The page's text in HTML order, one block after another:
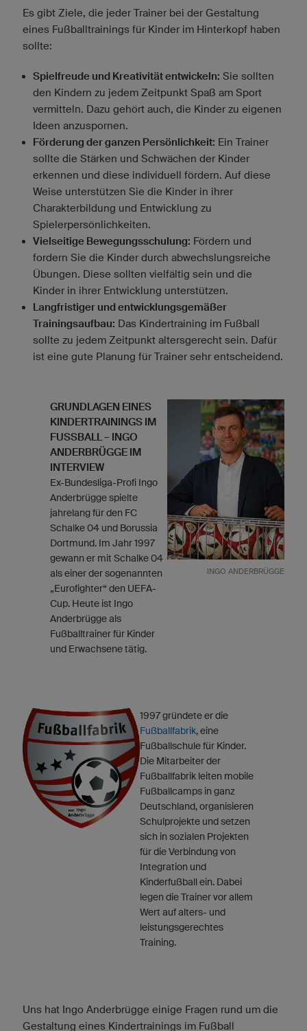
Es gibt Ziele, die jeder Trainer bei der Gestaltung
eines Fußballtrainings für Kinder im Hinterkopf haben
sollte:
Spielfreude und Kreativität entwickeln: Sie sollten
den Kindern zu jedem Zeitpunkt Spaß am Sport
vermitteln. Dazu gehört auch, die Kinder zu eigenen
Ideen anzuspornen.
Förderung der ganzen Persönlichkeit: Ein Trainer
sollte die Stärken und Schwächen der Kinder
erkennen und diese individuell fördern. Auf diese
Weise unterstützen Sie die Kinder in ihrer
Charakterbildung und Entwicklung zu
Spielerpersönlichkeiten.
Vielseitige Bewegungsschulung: Fördern und
fordern Sie die Kinder durch abwechslungsreiche
Übungen. Diese sollten vielfältig sein und die
Kinder in ihrer Entwicklung unterstützen.
Langfristiger und entwicklungsgemäßer
Trainingsaufbau: Das Kindertraining im Fußball
sollte zu jedem Zeitpunkt altersgerecht sein. Dafür
ist eine gute Planung für Trainer sehr entscheidend.
INGO ANDERBRÜGGE
GRUNDLAGEN EINES
KINDERTRAININGS IM
FUSSBALL – INGO A
NDERBRÜGGE IM I
NTERVIEW
Ex-Bundesliga-Profi Ingo
Anderbrügge spielte
jahrelang für den FC
Schalke 04 und Borussia
Dortmund. Im Jahr 1997
gewann er mit Schalke 04
als einer der sogenannten
„Eurofighter“ den UEFA-
Cup. Heute ist Ingo
Anderbrügge als
Fußballtrainer für Kinder
und Erwachsene tätig.
1997 gründete er die
Fußballfabrik, eine
Fußballschule für Kinder.
Die Mitarbeiter der
Fußballfabrik leiten mobile
Fußballcamps in ganz
Deutschland, organisieren
Schulprojekte und setzen
sich in sozialen Projekten
für die Verbindung von
Integration und
Kinderfußball ein. Dabei
legen die Trainer vor allem
Wert auf alters- und
leistungsgerechtes
Training.
Uns hat Ingo Anderbrügge einige Fragen rund um die
Gestaltung eines Kindertrainings im Fußball